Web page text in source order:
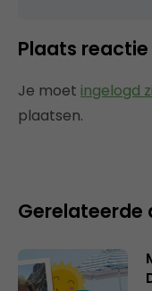
Plaats reactie
Je moet ingelogd
plaatsen.
Gerelateerde